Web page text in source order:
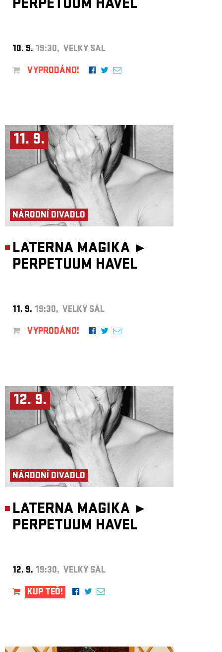
PERPETUUM HAVEL
10. 9. 19:30, VELKÝ SÁL
VYPRODÁNO!
11. 9.
NÁRODNÍ DIVADLO
LATERNA MAGIKA ►
PERPETUUM HAVEL
11. 9. 19:30, VELKÝ SÁL
VYPRODÁNO!
12. 9.
NÁRODNÍ DIVADLO
LATERNA MAGIKA ►
PERPETUUM HAVEL
12. 9. 19:30, VELKÝ SÁL
KUP TEĎ!